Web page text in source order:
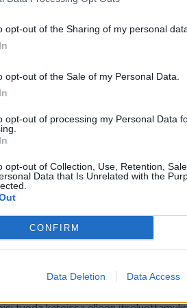
opt-out of the Sharing of my personal
opt-out of the Sale of my Personal Data.
opt-out of processing my Personal Data
opt-out of Collection, Use, Retention,
Data that Is Unrelated with the
CONFIRM
Data Deletion Data Access
takaisin Championshipiin.
sarjapistettä. Joukkueen saldoksi tuli
venähti lopulta 13 pisteeseen.
putosi Bournemouth.
samalla sitä, että
-
Valioliigassa ottajia ole
takia ainakin puhdasta
Besiktas olisi
että Suomen ykköshyökkääjä